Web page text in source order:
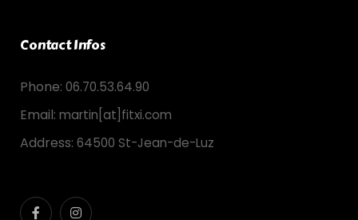
Contact Infos
Phone: 06.70.53.64.90
Email: martin[at]fitxi.com
Address: 64500 St-Jean-de-Luz